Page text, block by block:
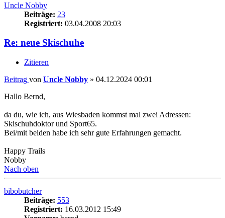
Uncle Nobby
Beiträge: 23
Registriert: 03.04.2008 20:03
Re: neue Skischuhe
Zitieren
Beitrag von Uncle Nobby » 04.12.2024 00:01
Hallo Bernd,
da du, wie ich, aus Wiesbaden kommst mal zwei Adressen:
Skischuhdoktor und Sport65.
Bei/mit beiden habe ich sehr gute Erfahrungen gemacht.
Happy Trails
Nobby
Nach oben
bibobutcher
Beiträge: 553
Registriert: 16.03.2012 15:49